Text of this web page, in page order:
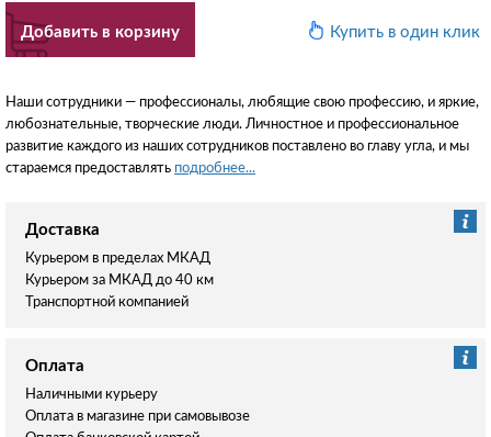
Добавить в корзину Купить в один клик
Наши сотрудники — профессионалы, любящие свою профессию, и яркие,
любознательные, творческие люди. Личностное и профессиональное
развитие каждого из наших сотрудников поставлено во главу угла, и мы
стараемся предоставлять подробнее...
Доставка
Курьером в пределах МКАД
Курьером за МКАД до 40 км
Транспортной компанией
Оплата
Наличными курьеру
Оплата в магазине при самовывозе